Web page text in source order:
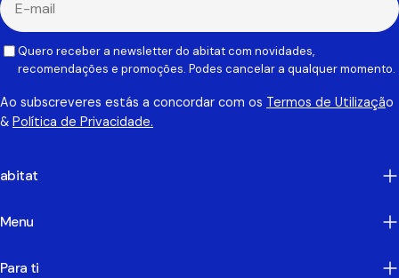
mail
Quero receber a newsletter do abitat com novidades,
recomendações e promoções. Podes cancelar a qualquer momento.
Ao subscreveres estás a concordar com os Termos de Utilização
& Política de Privacidade.
abitat
Menu
Para ti